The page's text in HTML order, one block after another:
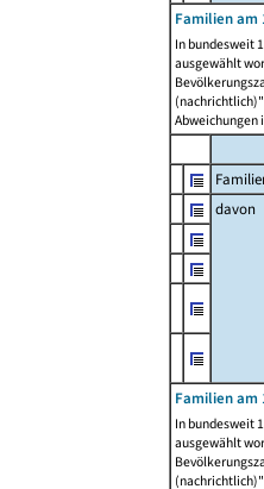
Familien am
In bundesweit
ausgewählt
Abweichungen
davon
Familien am
In bundesweit
ausgewählt